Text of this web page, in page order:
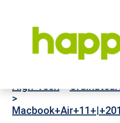
High-Tech>
>